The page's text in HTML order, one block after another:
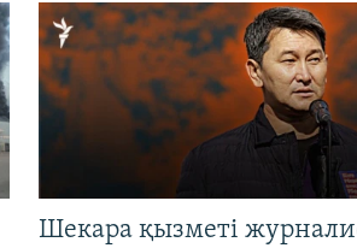
Шекара қызметі